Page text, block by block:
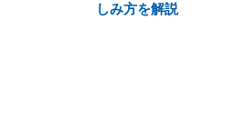
しみ方を解説